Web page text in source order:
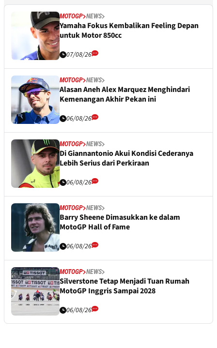
MOTOGP NEWS
Yamaha Fokus Kembalikan Feeling Depan
untuk Motor 850cc
07/08/26
MOTOGP NEWS
Alasan Aneh Alex Marquez Menghindari
Kemenangan Akhir Pekan ini
06/08/26
MOTOGP NEWS
Di Giannantonio Akui Kondisi Cederanya
Lebih Serius dari Perkiraan
06/08/26
MOTOGP NEWS
Barry Sheene Dimasukkan ke dalam
MotoGP Hall of Fame
06/08/26
MOTOGP NEWS
Silverstone Tetap Menjadi Tuan Rumah
MotoGP Inggris Sampai 2028
06/08/26